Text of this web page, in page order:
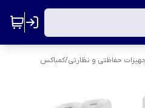
حفاظتی و نظارتی/کمباکس